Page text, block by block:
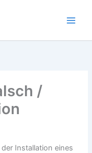
/
Installation eines